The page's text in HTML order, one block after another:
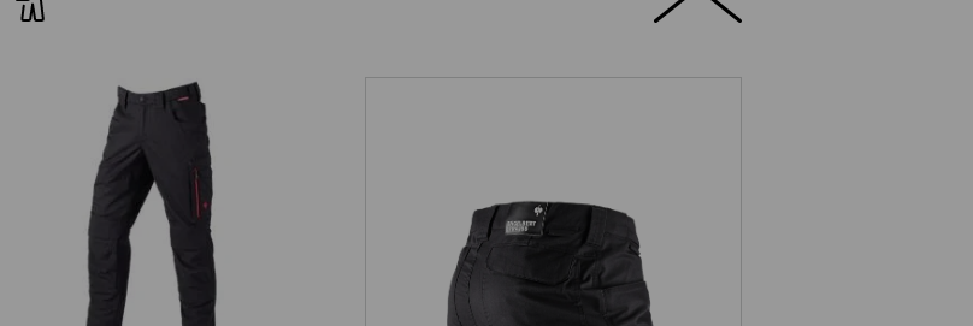
Pantaloni e.s.concrete light allseason